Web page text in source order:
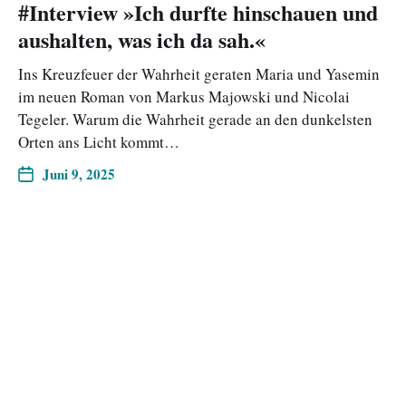
#Interview »Ich durfte hinschauen und
aushalten, was ich da sah.«
Ins Kreuzfeuer der Wahrheit geraten Maria und Yasemin
im neuen Roman von Markus Majowski und Nicolai
Tegeler. Warum die Wahrheit gerade an den dunkelsten
Orten ans Licht kommt…
Juni 9, 2025